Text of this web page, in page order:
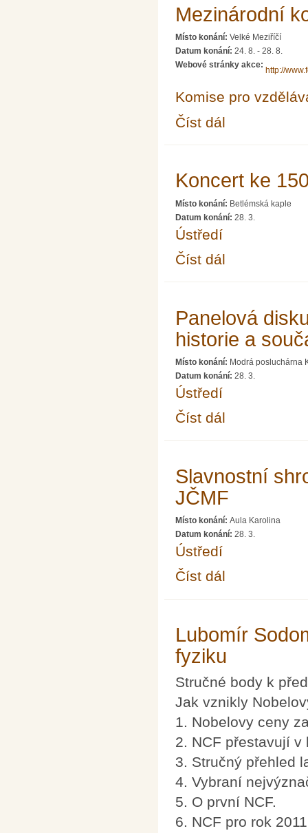
Mezinárodní
Místo konání: Velké Meziříčí
Datum konání: 24. 8. - 28. 8.
Webové stránky akce:
http://
Komise pro
Číst dál
Koncert ke
Místo konání: Betlémská kaple
Datum konání: 28. 3.
Ústředí
Číst dál
Panelová
historie a
Místo konání: Modrá posluchárna
Datum konání: 28. 3.
Ústředí
Číst dál
Slavnostní
JČMF
Místo konání: Aula Karolina
Datum konání: 28. 3.
Ústředí
Číst dál
Lubomír
fyziku
Stručné body k
Jak vznikly
1. Nobelovy ceny
2. NCF přestavují
3. Stručný přehled
4. Vybraní
5. O první NCF.
6. NCF pro rok